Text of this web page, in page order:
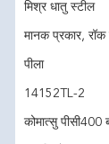
मिश्र धातु स्टील
मानक प्रकार, रॉक
पीला
14152TL-2
कोमात्सु पीसी400